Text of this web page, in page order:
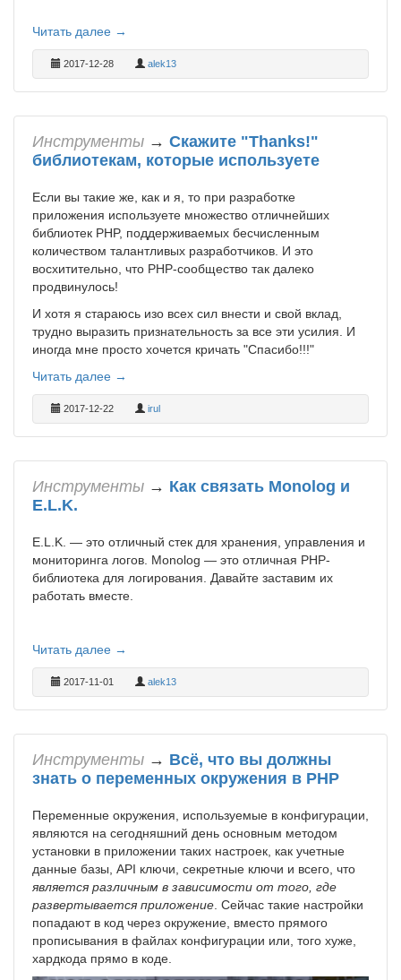
Читать далее →
2017-12-28 alek13
Инструменты → Скажите "Thanks!"
библиотекам, которые используете
Если вы такие же, как и я, то при разработке
приложения используете множество отличнейших
библиотек PHP, поддерживаемых бесчисленным
количеством талантливых разработчиков. И это
восхитительно, что PHP-сообщество так далеко
продвинулось!
И хотя я стараюсь изо всех сил внести и свой вклад,
трудно выразить признательность за все эти усилия. И
иногда мне просто хочется кричать "Спасибо!!!"
Читать далее →
2017-12-22 irul
Инструменты → Как связать Monolog и
E.L.K.
E.L.K. — это отличный стек для хранения, управления и
мониторинга логов. Monolog — это отличная PHP-
библиотека для логирования. Давайте заставим их
работать вместе.
Читать далее →
2017-11-01 alek13
Инструменты → Всё, что вы должны
знать о переменных окружения в PHP
Переменные окружения, используемые в конфигурации,
являются на сегодняшний день основным методом
установки в приложении таких настроек, как учетные
данные базы, API ключи, секретные ключи и всего, что
является различным в зависимости от того, где
развертывается приложение . Сейчас такие настройки
попадают в код через окружение, вместо прямого
прописывания в файлах конфигурации или, того хуже,
хардкода прямо в коде.